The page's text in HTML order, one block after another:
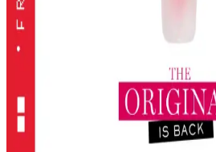
KIKO Unlimited Blush: Doğal
ve Hafif Allık Seçeneği
KIKO'nun Unlimited Blush allığı,
sağlayan pembe tonlarıyla günlük
fiyatlı bir seçenek.
2016'dan Günümüze Asya
Değişimi ve Güncel Stil